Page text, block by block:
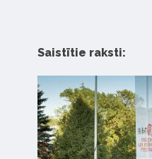
Saistītie raksti: